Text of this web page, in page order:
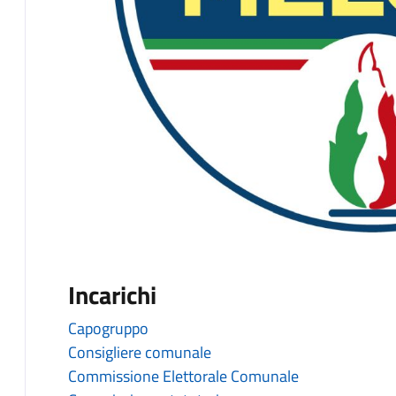
Incarichi
Capogruppo
Consigliere comunale
Commissione Elettorale Comunale